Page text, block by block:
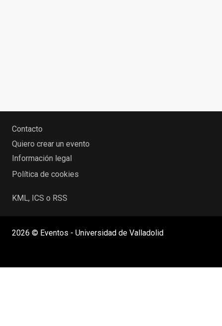
Contacto
Quiero crear un evento
Información legal
Política de cookies
KML, ICS o RSS
2026 © Eventos - Universidad de Valladolid